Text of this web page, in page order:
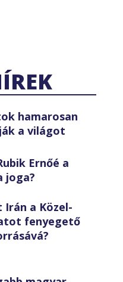
hamarosan
a világot
Ernőé a
joga?
Irán a Közel-
fenyegető